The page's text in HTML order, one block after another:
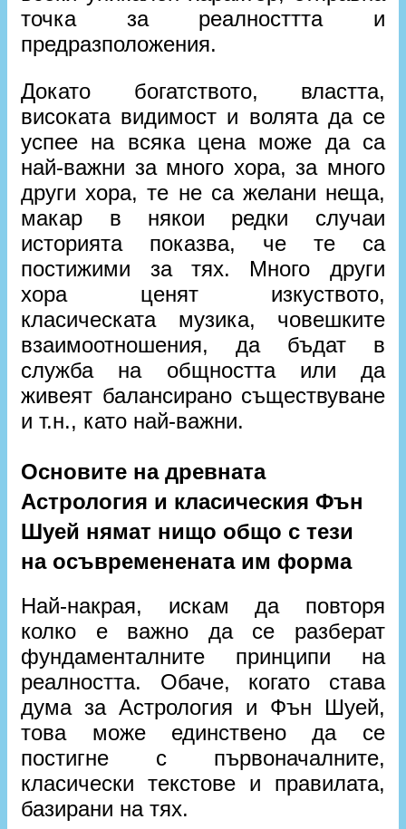
точка за реалносттта и
предразположения.
Докато богатството, властта,
високата видимост и волята да се
успее на всяка цена може да са
най-важни за много хора, за много
други хора, те не са желани неща,
макар в някои редки случаи
историята показва, че те са
постижими за тях. Много други
хора ценят изкуството,
класическата музика, човешките
взаимоотношения, да бъдат в
служба на общността или да
живеят балансирано съществуване
и т.н., като най-важни.
Основите на древната
Астрология и класическия Фън
Шуей нямат нищо общо с тези
на осъвременената им форма
Най-накрая, искам да повторя
колко е важно да се разберат
фундаменталните принципи на
реалността. Обаче, когато става
дума за Астрология и Фън Шуей,
това може единствено да се
постигне с първоначалните,
класически текстове и правилата,
базирани на тях.